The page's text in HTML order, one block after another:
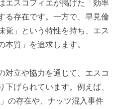
エスコフィエが掲げた「効率
る存在です。一方で、早見倫
覚」という特性を持ち、エス
質」を追求します。
対立や協力を通じて、エスコ
げられています。例えば、
の存在や、ナッツ混入事件